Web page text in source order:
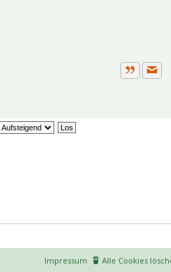
Zitat
Alle Cookies
Impressum